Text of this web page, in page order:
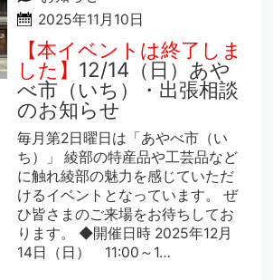
2025年11月10日
【本イベントは終了しま
した】 12/14（日）あや
べ市（いち）・出張相談
のお知らせ
毎月第2日曜日は「あやべ市（い
ち）」 綾部の特産品や工芸品など
に触れ綾部の魅力を感じていただ
けるイベントとなっています。 ぜ
ひ皆さまのご来場をお待ちしてお
ります。 ◆開催日時 2025年12月
14日（日） 11:00～1…